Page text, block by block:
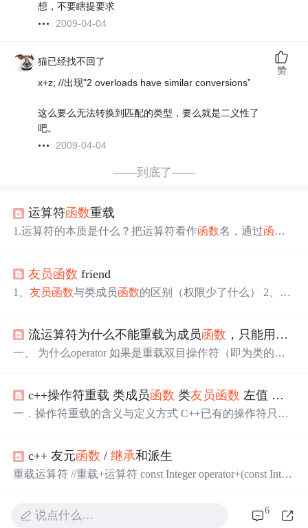
想，不要瞎提要求
2009-04-04
猫已经找不回了
x+z; //出现"2 overloads have similar conversions”
这么要么无法转换到匹配的类型，要么就是二义性了
吧。
2009-04-04
赞
——到底了——
运算符函数重载
1.运算符的本质是什么？把运算符看作函数名，通过函数
算符重载的函数名是由关键字operate和其后重要的运算符
符号构成。运算符函数定义的一般格式如下：数据类型 op
友员函数 friend
1、友员函数与类成员函数的区别（权限少了什么） 2、
友
承 （基类和派生类） 5、一个类的成员函数是否可以作为
另一个类的友员函数
流运算符为什么不能重载为成员函数 ，只能用友元
一、 为什么operator 如果是重载双目操作符（即为类的成
明为成员函数，只能成为如下的形式： ostream & operator {
return output; } 所以在运用这个 不合符人的习惯。
c++操作符重载 类成员函数 类友员函数 左值 右值
一．操作符重载的含义与定义方式 C++已有的操作符只适
能改变运算符的初始意义。2．不能改变运算符的参数数
目。如重载运算符+时只用一个操作数是错误的。3．运算
c++ 友元函数 /继承和派生
重载运算符 //重载+运算符 const Integer operator+(const Integ
Integer operator/(const Integer & other) const; const Int
说点什么… 6